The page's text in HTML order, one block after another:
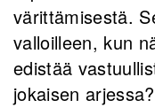
värittämisestä.
valloilleen, kun
edistää
jokaisen arjessa?